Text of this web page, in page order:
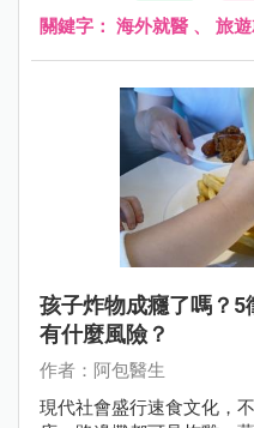
關鍵字： 海外就醫 、 旅
孩子炸物成癮了嗎？
有什麼風險？
作者：阿包醫生
現代社會盛行速食文化，